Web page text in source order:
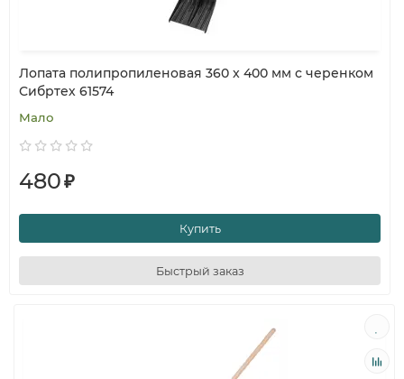
Лопата полипропиленовая 360 x 400 мм с черенком
Сибртех 61574
Мало
480₽
Купить
Быстрый заказ